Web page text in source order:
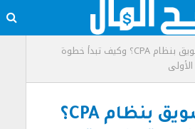
ما هو التسويق بنظام CPA؟ وكيف تبدأ خطوة
ما هو التسويق بنظام CPA؟